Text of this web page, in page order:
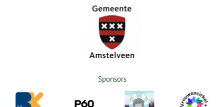
Sponsors